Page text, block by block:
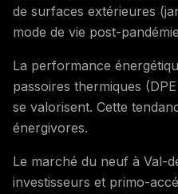
de surfaces extérieures
mode de vie post-
La performance
passoires thermiques
se valorisent. Cette
énergivores.
Le marché du neuf à Val-
investisseurs et primo-